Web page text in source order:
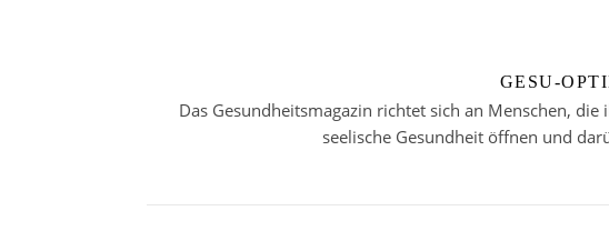
GESU-
Das Gesundheitsmagazin richtet sich an Menschen,
seelische Gesundheit öffnen und